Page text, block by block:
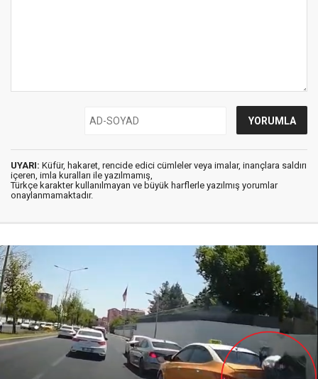
UYARI: Küfür, hakaret, rencide edici cümleler veya imalar, inançlara saldırı
içeren, imla kuralları ile yazılmamış,
Türkçe karakter kullanılmayan ve büyük harflerle yazılmış yorumlar
onaylanmamaktadır.